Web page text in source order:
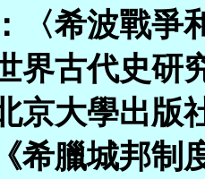
〈希波戰爭
界古代史研
京大學出版
希臘城邦制